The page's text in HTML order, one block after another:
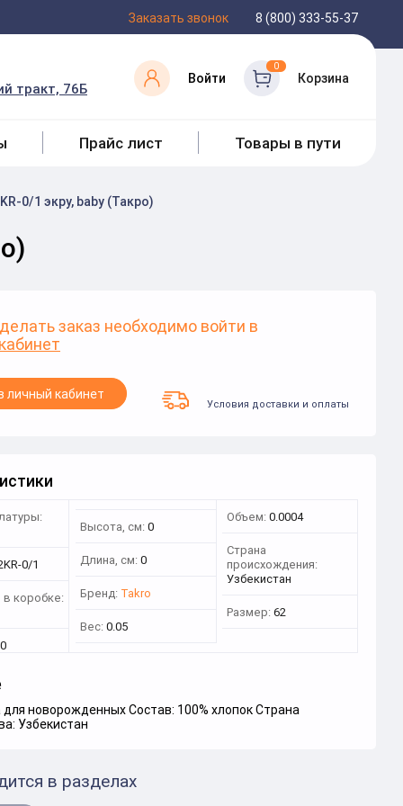
Заказать звонок 8 (800) 333-55-37
тракт, 76Б
Войти
0
Корзина
Прайс лист Товары в пути
0/1 экру, baby (Такро)
заказ необходимо войти в
личный кабинет
Условия доставки и оплаты
0/1
коробке:
0
Высота, см: 0
Длина, см: 0
Бренд: Takro
Вес: 0.05
Объем: 0.0004
Страна
происхождения:
Узбекистан
Размер: 62
новорожденных Состав: 100% хлопок Страна
Узбекистан
в разделах